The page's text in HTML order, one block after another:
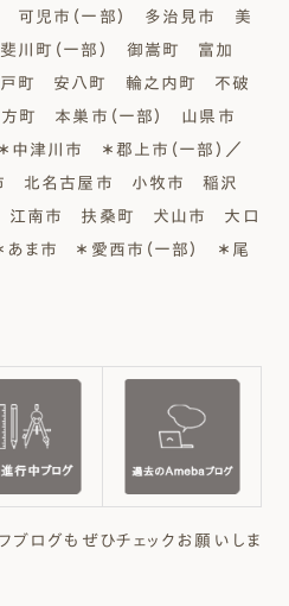
児市（一部） 多治見市 美
町（一部） 御嵩町 富加
町 安八町 輪之内町 不破
町 本巣市（一部） 山県市
中津川市 ＊郡上市（一部）／
北名古屋市 小牧市 稲沢
江南市 扶桑町 犬山市 大口
ま市 ＊愛西市（一部） ＊尾
ログもぜひチェックお願いしま